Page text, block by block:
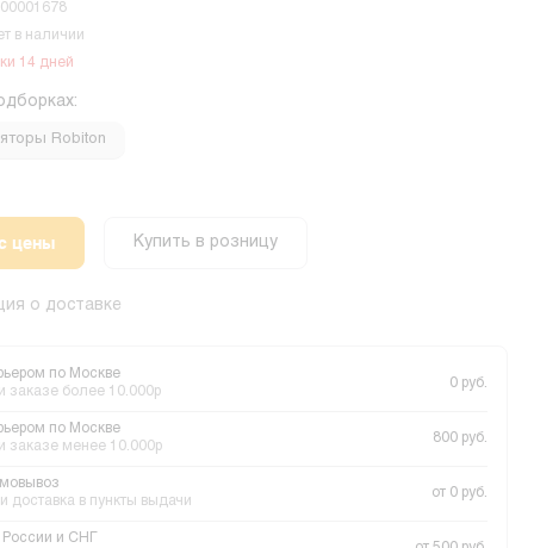
в наличии
14 дней
Robiton
цены Купить в розницу
о доставке
по Москве
заказе более 10.000р
0 руб.
по Москве
заказе менее 10.000р
800 руб.
доставка в пункты выдачи
от 0 руб.
России и СНГ